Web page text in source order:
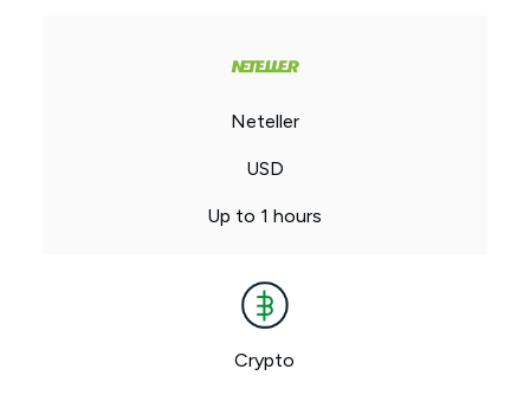
Neteller
USD
Up to 1 hours
Crypto